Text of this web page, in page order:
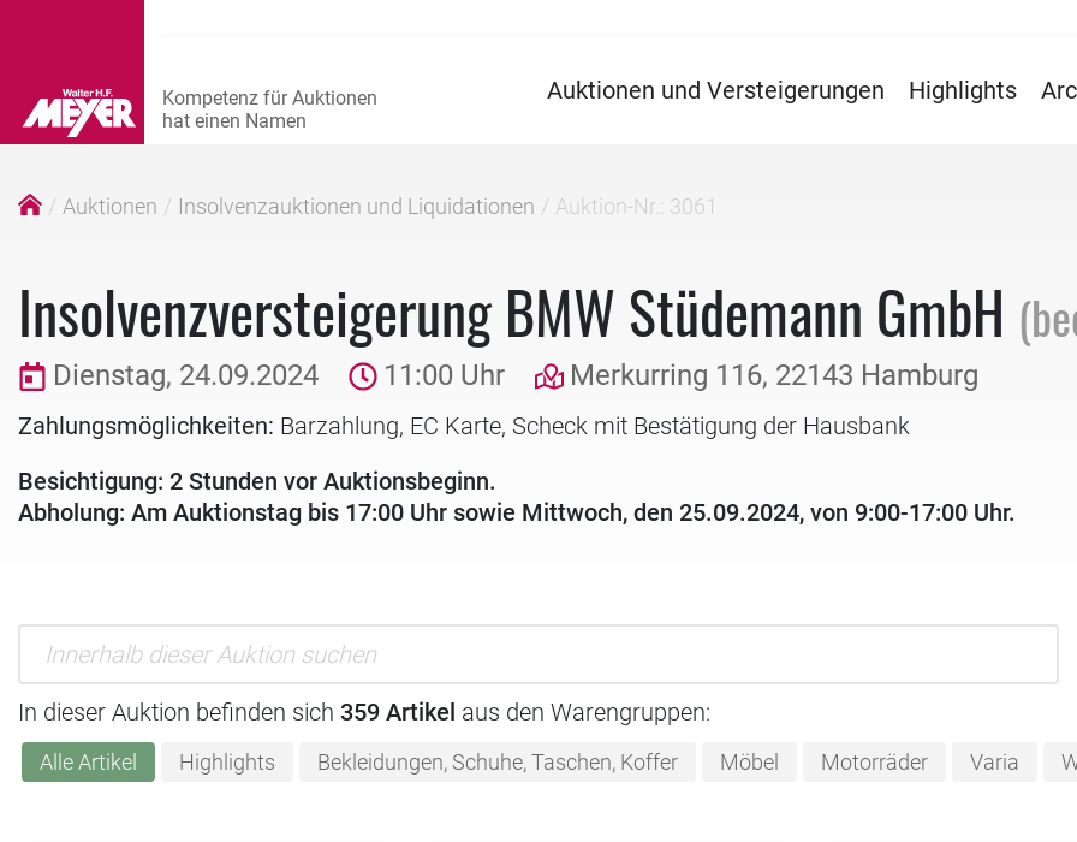
Auktionen und Versteigerungen Highlights
Auktionen Insolvenzauktionen und Liquidationen Auktion-Nr.: 3061
Insolvenzversteigerung BMW Stüdemann GmbH
Dienstag, 24.09.2024 11:00 Uhr Merkurring 116, 22143 Hamburg
Zahlungsmöglichkeiten: Barzahlung, EC Karte, Scheck mit Bestätigung der Hausbank
Besichtigung: 2 Stunden vor Auktionsbeginn.
Abholung: Am Auktionstag bis 17:00 Uhr sowie Mittwoch, den 25.09.2024, von 9:00-17:00 Uhr.
In dieser Auktion befinden sich 359 Artikel aus den Warengruppen:
Alle Artikel Highlights Bekleidungen, Schuhe, Taschen, Koffer Möbel Motorräder Varia